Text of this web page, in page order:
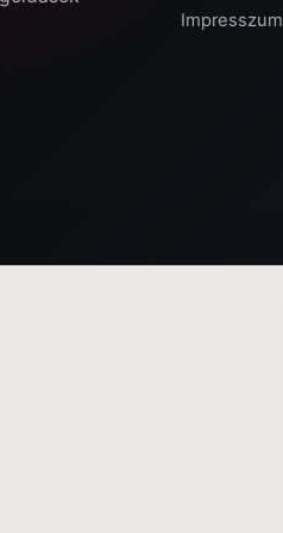
Impresszum